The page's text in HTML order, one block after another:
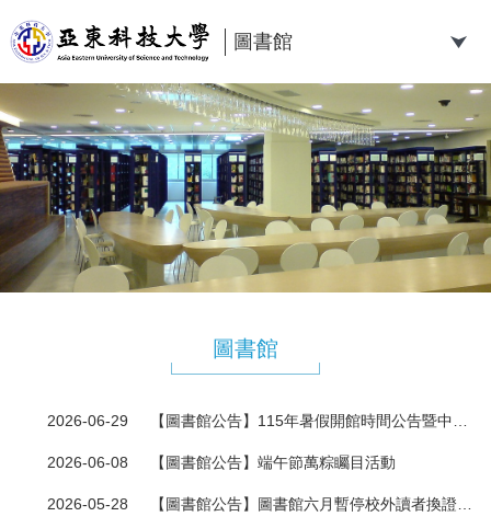
到
主
要
內
容
區
圖書館
圖書館
2026-06-29
2026-06-08 【圖書館公告】端午節萬粽矚目活動
2026-05-28 【圖書館公告】圖書館六月暫停校外讀者換證入館公告